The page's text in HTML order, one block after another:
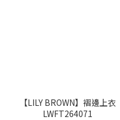
【LILY BROWN】褶邊上衣
LWFT264071